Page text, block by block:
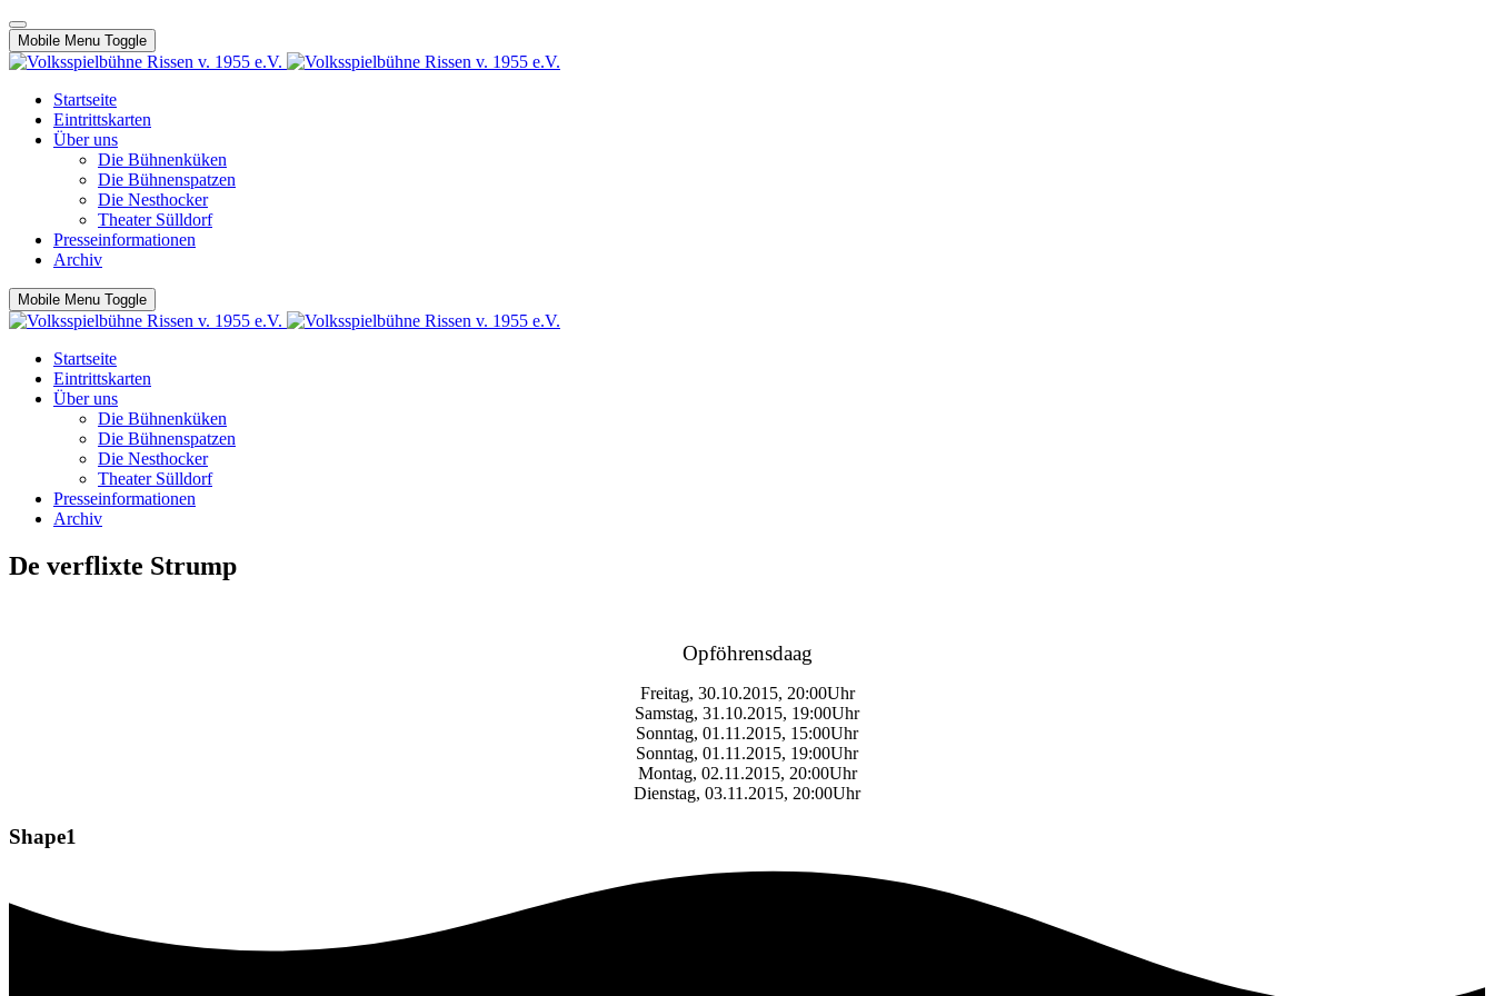
Mobile Menu Toggle
Startseite
Eintrittskarten
Über uns
Die Bühnenküken
Die Bühnenspatzen
Die Nesthocker
Theater Sülldorf
Presseinformationen
Archiv
Mobile Menu Toggle
Startseite
Eintrittskarten
Über uns
Die Bühnenküken
Die Bühnenspatzen
Die Nesthocker
Theater Sülldorf
Presseinformationen
Archiv
De verflixte Strump
Opföhrensdaag
Freitag, 30.10.2015, 20:00Uhr
Samstag, 31.10.2015, 19:00Uhr
Sonntag, 01.11.2015, 15:00Uhr
Sonntag, 01.11.2015, 19:00Uhr
Montag, 02.11.2015, 20:00Uhr
Dienstag, 03.11.2015, 20:00Uhr
Shape1